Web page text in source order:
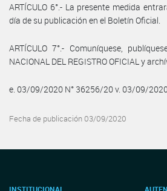
ARTÍCULO 6°.- La presente medida
día de su publicación en el Boletín Oficial.
ARTÍCULO 7°.- Comuníquese,
NACIONAL DEL REGISTRO OFICIAL y
e. 03/09/2020 N° 36256/20 v. 03/09/
Fecha de publicación 03/09/2020